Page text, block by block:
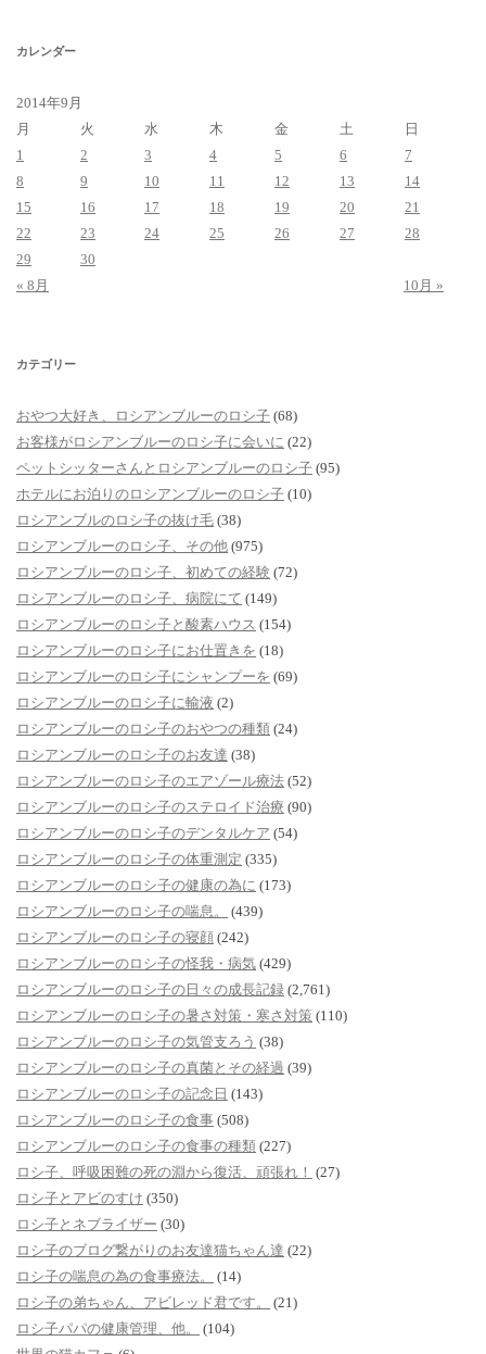
カレンダー
2014年9月
月
火 水 木 金 土
日
1
2 3 4 5 6
7
8
9 10 11 12 13
14
15
16 17 18 19 20
21
22
23 24 25 26 27
28
29
30
« 8月
10月 »
カテゴリー
おやつ大好き、ロシアンブルーのロシ子 (68)
お客様がロシアンブルーのロシ子に会いに (22)
ペットシッターさんとロシアンブルーのロシ子 (95)
ホテルにお泊りのロシアンブルーのロシ子 (10)
ロシアンブルのロシ子の抜け毛 (38)
ロシアンブルーのロシ子、その他 (975)
ロシアンブルーのロシ子、初めての経験 (72)
ロシアンブルーのロシ子、病院にて (149)
ロシアンブルーのロシ子と酸素ハウス (154)
ロシアンブルーのロシ子にお仕置きを (18)
ロシアンブルーのロシ子にシャンプーを (69)
ロシアンブルーのロシ子に輸液 (2)
ロシアンブルーのロシ子のおやつの種類 (24)
ロシアンブルーのロシ子のお友達 (38)
ロシアンブルーのロシ子のエアゾール療法 (52)
ロシアンブルーのロシ子のステロイド治療 (90)
ロシアンブルーのロシ子のデンタルケア (54)
ロシアンブルーのロシ子の体重測定 (335)
ロシアンブルーのロシ子の健康の為に (173)
ロシアンブルーのロシ子の喘息。
(439)
ロシアンブルーのロシ子の寝顔 (242)
ロシアンブルーのロシ子の怪我・病気 (429)
ロシアンブルーのロシ子の日々の成長記録 (2,761)
ロシアンブルーのロシ子の暑さ対策・寒さ対策 (110)
ロシアンブルーのロシ子の気管支ろう (38)
ロシアンブルーのロシ子の真菌とその経過 (39)
ロシアンブルーのロシ子の記念日 (143)
ロシアンブルーのロシ子の食事 (508)
ロシアンブルーのロシ子の食事の種類 (227)
ロシ子、呼吸困難の死の淵から復活、頑張れ！ (27)
ロシ子とアビのすけ (350)
ロシ子とネブライザー (30)
ロシ子のブログ繋がりのお友達猫ちゃん達 (22)
ロシ子の喘息の為の食事療法。
(14)
ロシ子の弟ちゃん、アビレッド君です。
(21)
ロシ子パパの健康管理、他。
(104)